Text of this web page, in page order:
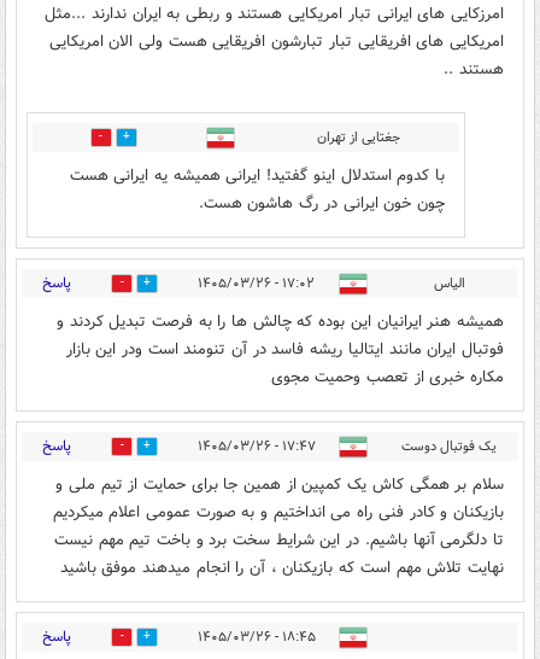
امرزکایی های ایرانی تبار امریکایی هستند و ربطی به ایران ندارند ...مثل
امریکایی های افریقایی تبار تبارشون افریقایی هست ولی الان امریکایی
هستند ..
جغتایی از تهران 1
با کدوم استدلال اینو گفتید! ایرانی همیشه یه ایرانی هست
چون خون ایرانی در رگ هاشون هست.
الیاس ۱۷:۰۲ - ۱۴۰۵/۰۳/۲۶ 2 پاسخ
همیشه هنر ایرانیان این بوده که چالش ها را به فرصت تبدیل کردند و
فوتبال ایران مانند ایتالیا ریشه فاسد در آن تنومند است ودر این بازار
مکاره خبری از تعصب وحمیت مجوی
یک فوتبال دوست ۱۷:۴۷ - ۱۴۰۵/۰۳/۲۶ 1 پاسخ
سلام بر همگی کاش یک کمپین از همین جا برای حمایت از تیم ملی و
بازیکنان و کادر فنی راه می انداختیم و به صورت عمومی اعلام میکردیم
تا دلگرمی آنها باشیم. در این شرایط سخت برد و باخت تیم مهم نیست
نهایت تلاش مهم است که بازیکنان ، آن را انجام میدهند موفق باشید
۱۸:۴۵ - ۱۴۰۵/۰۳/۲۶ 4 پاسخ